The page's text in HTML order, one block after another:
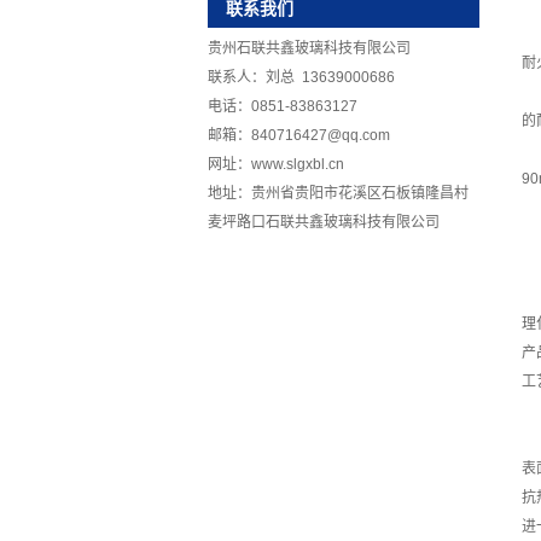
联系我们
贵州石联共鑫玻璃科技有限公司
联系人：刘总 13639000686
电话：0851-83863127
邮箱：840716427@qq.com
网址：www.slgxbl.cn
地址：贵州省贵阳市花溪区石板镇隆昌村
麦坪路口石联共鑫玻璃科技有限公司
耐
的
理
产
工
表
抗
进